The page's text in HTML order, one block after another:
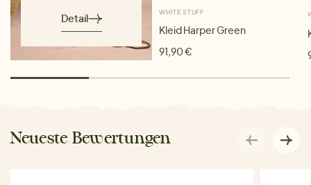
Detail WHITE STUFF
Kleid Harper Green
91,90 €
Neueste Bewertungen